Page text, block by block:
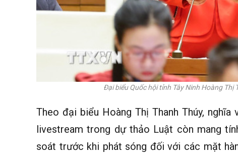
Đại biểu Quốc hội tỉnh Tây Ninh Hoàng
Theo đại biểu Hoàng Thị Thanh Thúy,
livestream trong dự thảo Luật còn mang
soát trước khi phát sóng đối với các mặt